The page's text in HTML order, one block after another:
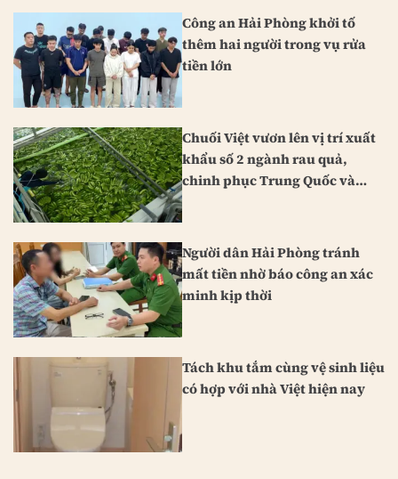
Công an Hải Phòng khởi tố
thêm hai người trong vụ rửa
tiền lớn
Chuối Việt vươn lên vị trí xuất
khẩu số 2 ngành rau quả,
chinh phục Trung Quốc và
Người dân Hải Phòng tránh
mất tiền nhờ báo công an xác
minh kịp thời
Tách khu tắm cùng vệ sinh liệu
có hợp với nhà Việt hiện nay